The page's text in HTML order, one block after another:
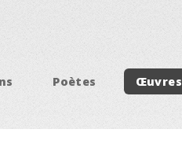
Poètes Œuvres